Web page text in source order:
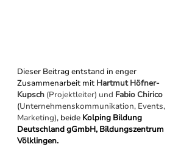
Dieser Beitrag entstand in enger
Zusammenarbeit mit Hartmut Höfner-
Kupsch (Projektleiter) und Fabio Chirico
(Unternehmenskommunikation, Events,
Marketing), beide Kolping Bildung
Deutschland gGmbH, Bildungszentrum
Völklingen.